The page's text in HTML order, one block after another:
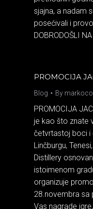
sjajna, a nadam
posećivali i
DOBRODOŠLI
PROMOCIJA
Blog By
PROMOCIJA
je kao što znate
četvrtastoj boci i
Linčburgu,
Distillery
istoimenom
organizuje
28.novembra sa
Vas nagrade